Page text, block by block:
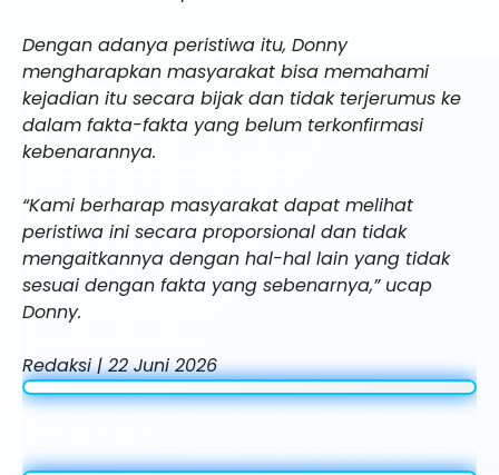
Dengan adanya peristiwa itu, Donny
mengharapkan masyarakat bisa memahami
kejadian itu secara bijak dan tidak terjerumus ke
dalam fakta-fakta yang belum terkonfirmasi
kebenarannya.
“Kami berharap masyarakat dapat melihat
peristiwa ini secara proporsional dan tidak
mengaitkannya dengan hal-hal lain yang tidak
sesuai dengan fakta yang sebenarnya,” ucap
Donny.
Redaksi | 22 Juni 2026